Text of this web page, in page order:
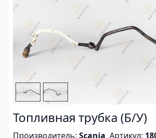
Топливная трубка (Б/У)
Производитель: Scania Артикул: